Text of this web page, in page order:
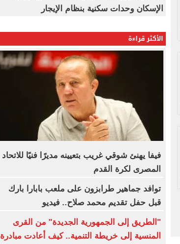
الإسكان وحدات سكنية بنظام الإيجار
الأكثر قراءة
فيفا يهنئ شوقي غريب بتعيينه مديرًا فنيًا للاتحاد
المصرى لكرة القدم
توافد جماهير طرابزون على ملعب بابارا بارك
قبل حفل تقديم محمد صلاح.. فيديو
"الطريق إلى الجمهورية الجديدة" من القرى
المنسية إلى خريطة التنمية.. كيف أعادت مبادرة